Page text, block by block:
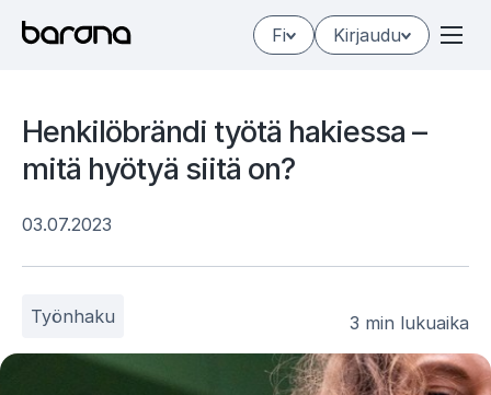
sisältöön
Kirjaudu
Fi
Hen­ki­löbrän­di työ­tä ha­kies­sa –
mitä hyö­tyä sii­tä on?
03.07.2023
Työnhaku 3 min lukuaika